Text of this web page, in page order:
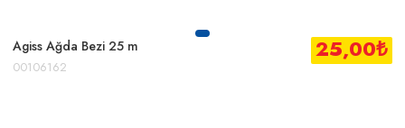
Agiss Ağda Bezi 25 m
00106162
25,00₺